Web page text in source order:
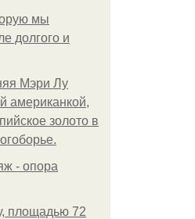
мы
долгого и
Мэри Лу
американкой,
золото в
- опора
площадью 72